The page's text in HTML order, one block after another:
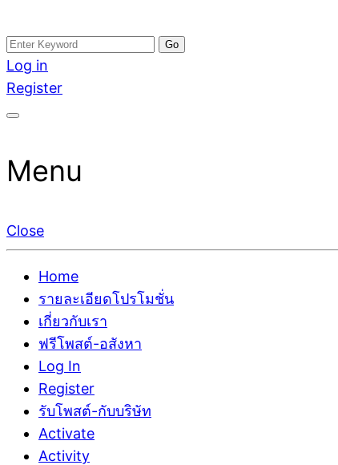
Skip
to
content
อสังหาโพสต์ รีวิวเยอะ รับจ้างโพสต์ขายบ้าน รับจ้าง
ติดGoogleหน้าแรกได้จริงๆ ใน 7 วัน
รับจ้างโพสอสังหา ขายบ้าน อสังหาโพสต์ เชื่อถือได้จ
เดียว ที่กล้าการันตีผลงาน ประสบการณ์กว่า20ปี ทีม
Search
for:
Log in
Register
Menu
Close
Home
รายละเอียดโปรโมชั่น
เกี่ยวกับเรา
ฟรีโพสต์-อสังหา
Log In
Register
รับโพสต์-กับบริษัท
Activate
Activity